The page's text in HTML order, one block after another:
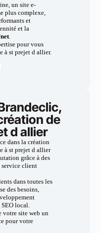
un site e-
plus complexe,
et
et la
.
pour vous
à st prejet d allier.
de
d allier
dans la création
à st prejet d allier
grâce à des
service client
dans toutes les
des besoins,
local.
votre site web un
pour votre